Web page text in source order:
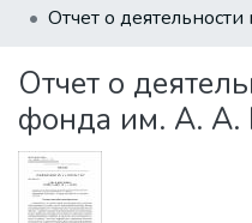
Collections
Statistics
Отчет о
фонда им. А. А.